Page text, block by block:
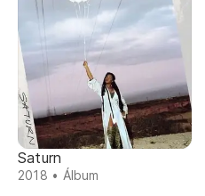
Saturn
2018 • Álbum